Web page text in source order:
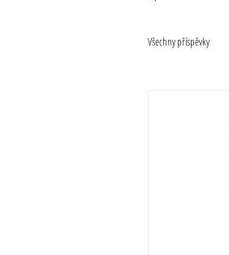
Všechny příspěvky